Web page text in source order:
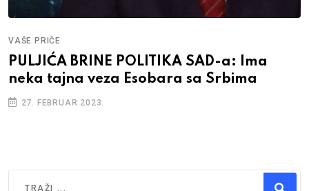
VAŠE PRIČE
PULJIĆA BRINE POLITIKA SAD-a: Ima
neka tajna veza Esobara sa Srbima
27. FEBRUAR 2023.